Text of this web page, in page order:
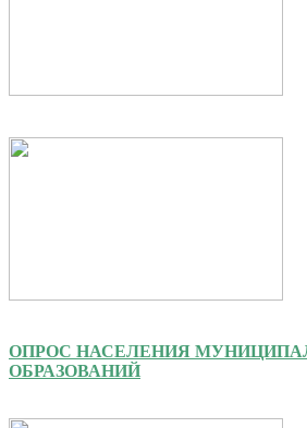
ОПРОС НАСЕЛЕНИЯ
ОБРАЗОВАНИЙ